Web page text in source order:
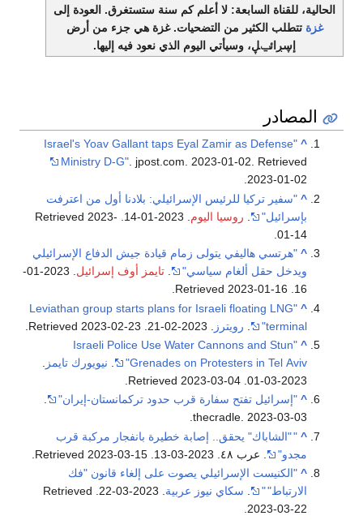
الحالية، للقناة السابعة: لا أعلم كم سنة ستستغرق. العودة إلى
غزة تتطلب الكثير من التضحيات. غزة هي جزء من أرض
إڛڔائݐڸ، وسيأتي اليوم الذي نعود فيه إليها.
المصادر
^
"Israel's Yoav Gallant taps Eyal Zamir as Defense
Ministry D-G". jpost.com. 2023-01-02. Retrieved
2023-01-02
.
^ "سفير تركيا للرئيس الإسرائيلي: بلادنا أول من اعترفت
بإسرائيل"
روسيا اليوم
2023-
01-14
.
^ "هرتسي هاليفي يتولى زمام قيادة جيش الدفاع الإسرائيلي
ويدخل حقل ألغام سياسي"
تايمز أوف إسرائيل
. 2023-01-
16
2023-01-16
^
"Leviathan group starts plans for Israeli floating LNG
terminal"
رويترز 2023-02-23
^
"Israeli Police Use Water Cannons and Stun
Grenades on Protesters in Tel Aviv"
نيويورك تايمز
2023-03-01
. Retrieved
2023-03-04
^ "إسرائيل تفتح سفارة قرب حدود تركمانستان-إيران"
.
thecradle. 2023-03-03.
^
""الشاباك" يحقق.. إصابة خطيرة بانفجار مركبة قرب
مجدو"
. عرب ٤٨. 2023-03-13 2023-03-15
^ "الكنيست الإسرائيلي يصوت على إلغاء قانون "فك
الارتباط"" سكاي نيوز عربية
2023-03-22